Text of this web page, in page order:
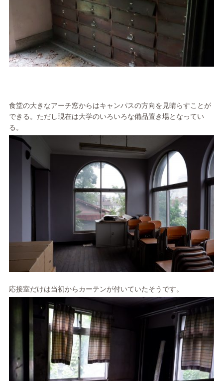
食堂の大きなアーチ窓からはキャンパスの方向を見晴らすことが
できる。ただし現在は大学のいろいろな備品置き場となってい
る。
応接室だけは当初からカーテンが付いていたそうです。